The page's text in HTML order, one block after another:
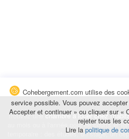
Trouvez unechambre à louer chez
au mois ou à l'année pour de courts et
temporaire : des études, un stage, un
Cohebergement.com utilise des
service possible. Vous pouvez
Accepter et continuer » ou cliquer sur «
rejeter tous les
Lire la politique de